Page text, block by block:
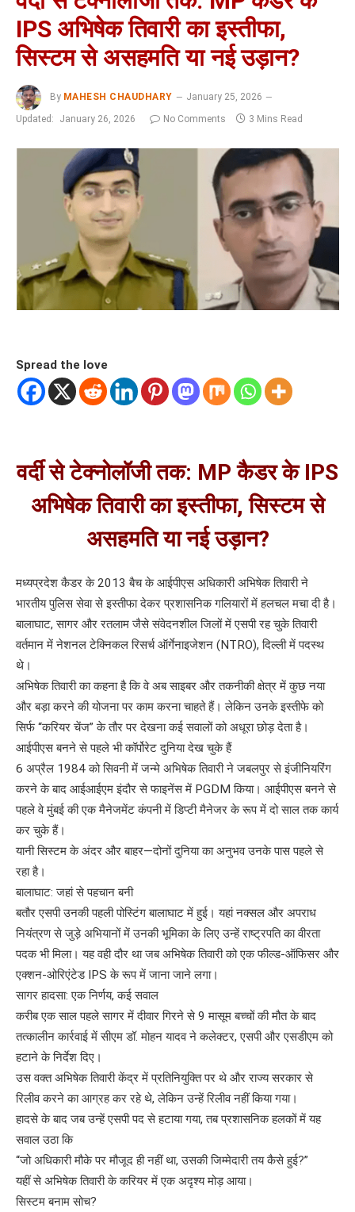
IPS अभिषेक तिवारी का इस्तीफा,
सिस्टम से असहमति या नई उड़ान?
By MAHESH CHAUDHARY
January 25, 2026
Updated:
January 26, 2026 No Comments 3 Mins Read
Spread the love
वर्दी से टेक्नोलॉजी तक: MP कैडर के IPS
अभिषेक तिवारी का इस्तीफा, सिस्टम से
असहमति या नई उड़ान?
मध्यप्रदेश कैडर के 2013 बैच के आईपीएस अधिकारी अभिषेक तिवारी ने
भारतीय पुलिस सेवा से इस्तीफा देकर प्रशासनिक गलियारों में हलचल मचा दी है।
बालाघाट, सागर और रतलाम जैसे संवेदनशील जिलों में एसपी रह चुके तिवारी
वर्तमान में नेशनल टेक्निकल रिसर्च ऑर्गेनाइजेशन (NTRO), दिल्ली में पदस्थ
थे।
अभिषेक तिवारी का कहना है कि वे अब साइबर और तकनीकी क्षेत्र में कुछ नया
और बड़ा करने की योजना पर काम करना चाहते हैं। लेकिन उनके इस्तीफे को
सिर्फ “करियर चेंज” के तौर पर देखना कई सवालों को अधूरा छोड़ देता है।
आईपीएस बनने से पहले भी कॉर्पोरेट दुनिया देख चुके हैं
6 अप्रैल 1984 को सिवनी में जन्मे अभिषेक तिवारी ने जबलपुर से इंजीनियरिंग
करने के बाद आईआईएम इंदौर से फाइनेंस में PGDM किया। आईपीएस बनने से
पहले वे मुंबई की एक मैनेजमेंट कंपनी में डिप्टी मैनेजर के रूप में दो साल तक कार्य
कर चुके हैं।
यानी सिस्टम के अंदर और बाहर—दोनों दुनिया का अनुभव उनके पास पहले से
रहा है।
बालाघाट: जहां से पहचान बनी
बतौर एसपी उनकी पहली पोस्टिंग बालाघाट में हुई। यहां नक्सल और अपराध
नियंत्रण से जुड़े अभियानों में उनकी भूमिका के लिए उन्हें राष्ट्रपति का वीरता
पदक भी मिला। यह वही दौर था जब अभिषेक तिवारी को एक फील्ड-ऑफिसर और
एक्शन-ओरिएंटेड IPS के रूप में जाना जाने लगा।
सागर हादसा: एक निर्णय, कई सवाल
करीब एक साल पहले सागर में दीवार गिरने से 9 मासूम बच्चों की मौत के बाद
तत्कालीन कार्रवाई में सीएम डॉ. मोहन यादव ने कलेक्टर, एसपी और एसडीएम को
हटाने के निर्देश दिए।
उस वक्त अभिषेक तिवारी केंद्र में प्रतिनियुक्ति पर थे और राज्य सरकार से
रिलीव करने का आग्रह कर रहे थे, लेकिन उन्हें रिलीव नहीं किया गया।
हादसे के बाद जब उन्हें एसपी पद से हटाया गया, तब प्रशासनिक हलकों में यह
सवाल उठा कि
“जो अधिकारी मौके पर मौजूद ही नहीं था, उसकी जिम्मेदारी तय कैसे हुई?”
यहीं से अभिषेक तिवारी के करियर में एक अदृश्य मोड़ आया।
सिस्टम बनाम सोच?